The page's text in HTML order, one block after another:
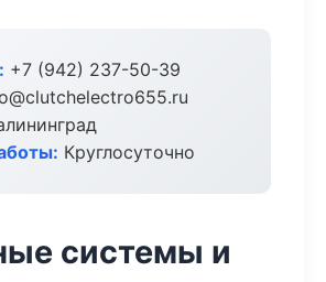
+7 (942) 237-50-39
Круглосуточно
системы и